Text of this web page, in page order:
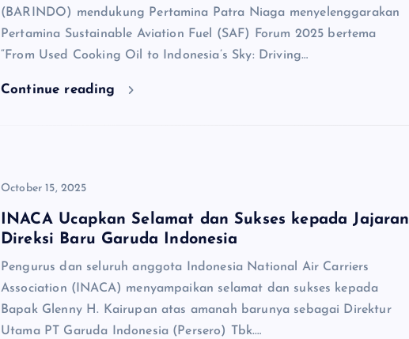
(BARINDO) mendukung Pertamina Patra Niaga menyelenggarakan
Pertamina Sustainable Aviation Fuel (SAF) Forum 2025 bertema
“From Used Cooking Oil to Indonesia’s Sky: Driving…
Continue reading
October 15, 2025
INACA Ucapkan Selamat dan Sukses kepada Jajaran
Direksi Baru Garuda Indonesia
Pengurus dan seluruh anggota Indonesia National Air Carriers
Association (INACA) menyampaikan selamat dan sukses kepada
Bapak Glenny H. Kairupan atas amanah barunya sebagai Direktur
Utama PT Garuda Indonesia (Persero) Tbk.…